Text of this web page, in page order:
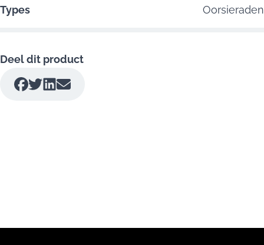
Types
Oorsieraden
Deel dit product